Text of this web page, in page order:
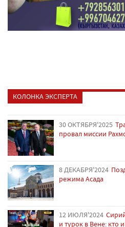
КОЛОНКА ЭКСПЕРТА
30 ОКТЯБРЯ'2025
провал миссии
8 ДЕКАБРЯ'2024
режима Асада
12 ИЮЛЯ'2024
и турок в Вене: кто